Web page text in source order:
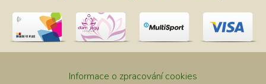
Informace o zpracování cookies